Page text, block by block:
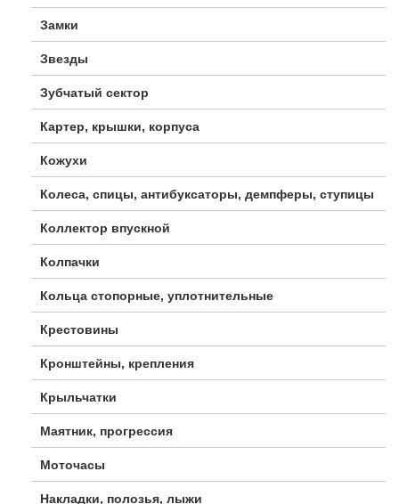
Замки
Звезды
Зубчатый сектор
Картер, крышки, корпуса
Кожухи
Колеса, спицы, антибуксаторы, демпферы, ступицы
Коллектор впускной
Колпачки
Кольца стопорные, уплотнительные
Крестовины
Кронштейны, крепления
Крыльчатки
Маятник, прогрессия
Моточасы
Накладки, полозья, лыжи